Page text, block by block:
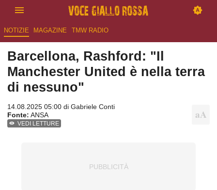
NOTIZIE MAGAZINE TMW RADIO
Barcellona, Rashford: "Il
Manchester United è nella terra
di nessuno"
14.08.2025 05:00 di Gabriele Conti
Fonte: ANSA
VEDI LETTURE